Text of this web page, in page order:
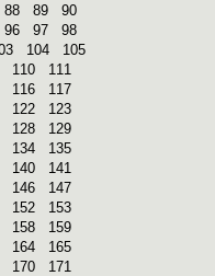
88 89
90
96 97
98
104
105
110
111
116
117
122
123
128
129
134
135
140
141
146
147
152
153
158
159
164
165
170
171